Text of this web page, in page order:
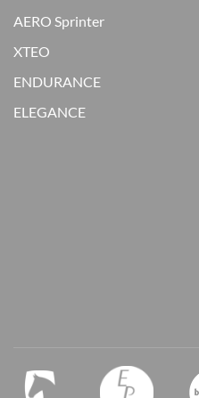
AERO Sprinter
XTEO
ENDURANCE
ELEGANCE